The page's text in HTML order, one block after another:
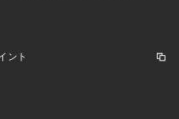
#フルジップ #裏毛パーカー
ント